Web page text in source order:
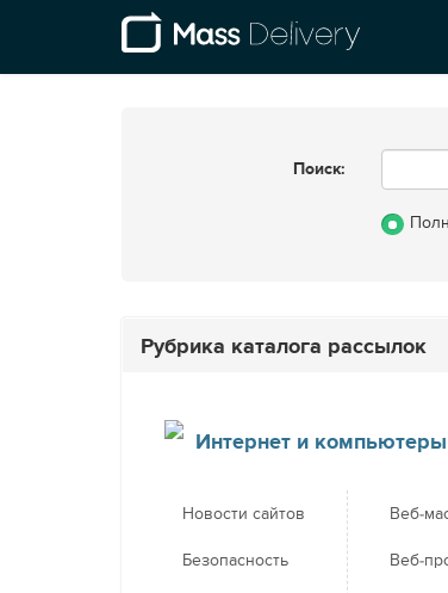
Поиск:
Рубрика каталога рассылок
Интернет и компьютеры
Новости сайтов
Безопасность
Веб-
Веб-